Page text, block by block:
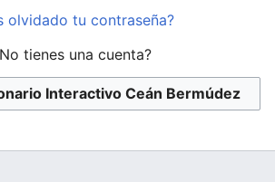
olvidado tu contraseña?
tienes una cuenta?
Interactivo Ceán Bermúdez